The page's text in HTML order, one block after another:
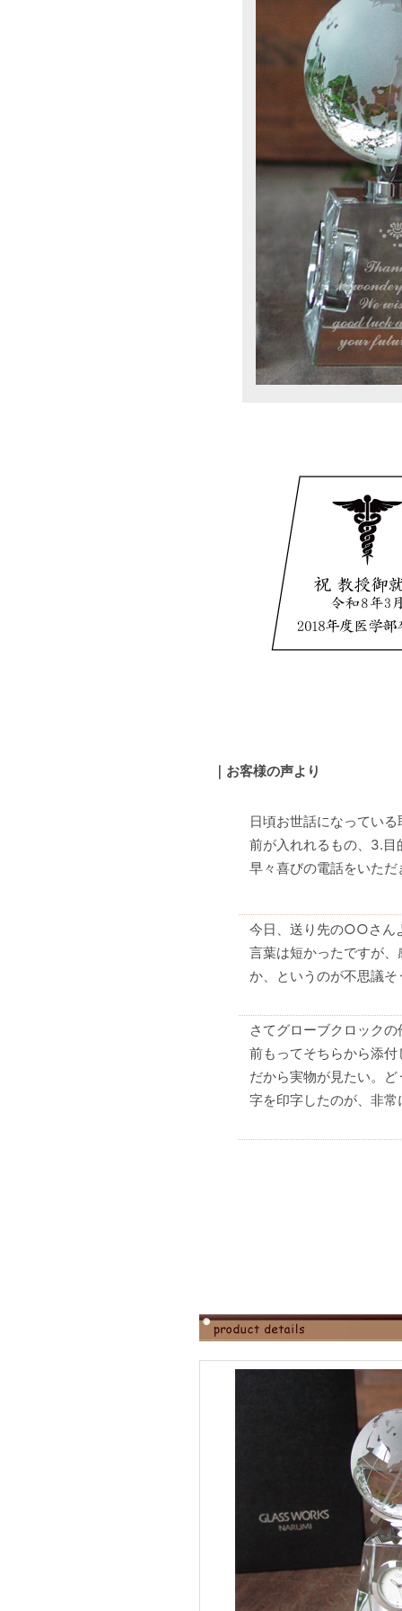
｜ お客様の声より
日頃お世話になってい
前が入れれるもの、3.目
早々喜びの電話をいただ
今日、送り先の○○さん
言葉は短かったですが
か、というのが不思議
さてグローブクロック
前もってそちらから添
だから実物が見たい。
字を印字したのが、非